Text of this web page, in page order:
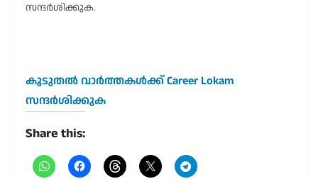
സന്ദർശിക്കുക.
കൂടുതൽ വാർത്തകൾക്ക് Career Lokam
സന്ദർശിക്കുക
Share this: